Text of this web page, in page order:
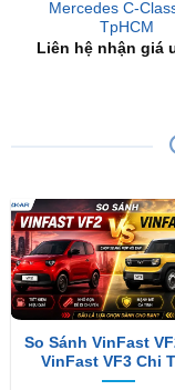
So Sánh VinFast
VinFast VF3 Chi
XEM THÊM